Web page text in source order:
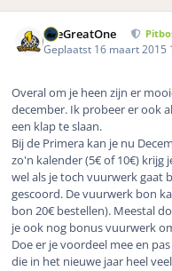
TheGreatOne
Geplaatst 16 maart 2015
Overal om je heen zijn er
december. Ik probeer er ook
een klap te slaan.
Bij de Primera kan je nu
zo'n kalender (5€ of 10€) krijg
wel als je toch vuurwerk gaat
gescoord. De vuurwerk bon
bon 20€ bestellen). Meestal
je ook nog bonus vuurwerk
Doe er je voordeel mee en
die in het nieuwe jaar heel